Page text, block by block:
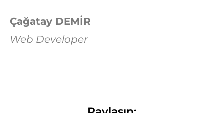
Çağatay DEMİR
Web Developer